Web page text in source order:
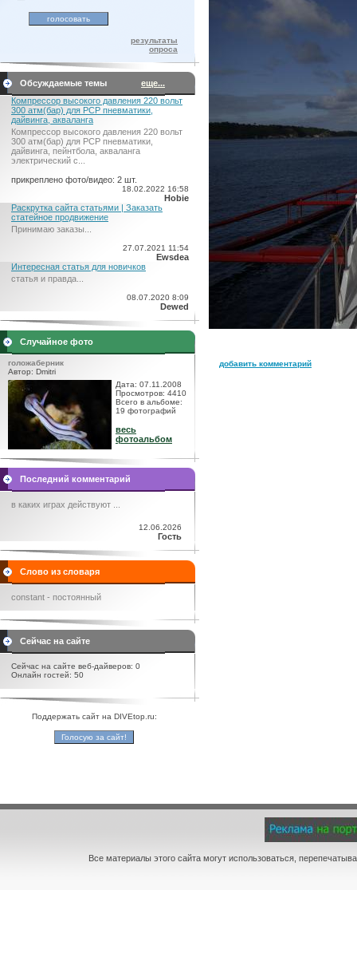
результаты
опроса
Обсуждаемые темы
еще...
Компрессор высокого давления 220 вольт
300 атм(бар) для PCP пневматики,
дайвинга, акваланга
Компрессор высокого давления 220 вольт
300 атм(бар) для PCP пневматики,
дайвинга, пейнтбола, акваланга
электрический c...
прикреплено фото/видео: 2 шт.
18.02.2022 16:58
Hobie
Раскрутка сайта статьями | Заказать
статейное продвижение
Принимаю заказы...
27.07.2021 11:54
Ewsdea
Интересная статья для новичков
статья и правда...
08.07.2020 8:09
Dewed
Случайное фото
голожаберник
Автор: Dmitri
Дата: 07.11.2008
Просмотров: 4410
Всего в альбоме:
19 фотографий
весь
фотоальбом
Последний комментарий
в каких играх действуют ...
12.06.2026
Гость
Слово из словаря
constant - постоянный
Сейчас на сайте
Сейчас на сайте веб-дайверов: 0
Онлайн гостей: 50
Поддержать сайт на DIVEtop.ru:
добавить комментарий
Все материалы этого сайта могут использоваться,